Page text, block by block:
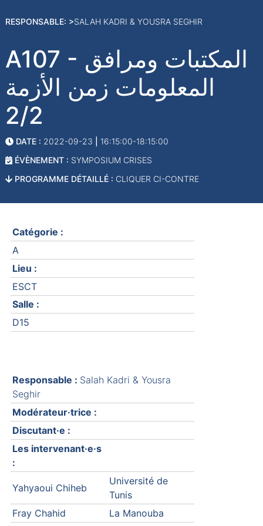
RESPONSABLE: >SALAH KADRI & YOUSRA SEGHIR
A107 - المكتبات ومرافق
المعلومات زمن الأزمة
2/2
DATE : 2022-09-23
16:15:00-18:15:00
ÉVÈNEMENT : SYMPOSIUM CRISES
PROGRAMME DÉTAILLÉ : CLIQUER CI-CONTRE
Catégorie :
A
Lieu :
ESCT
Salle :
D15
Responsable : Salah Kadri & Yousra
Seghir
Modérateur·trice :
Discutant·e :
Les intervenant·e·s
:
Yahyaoui Chiheb
Université de
Tunis
Fray Chahid
La Manouba